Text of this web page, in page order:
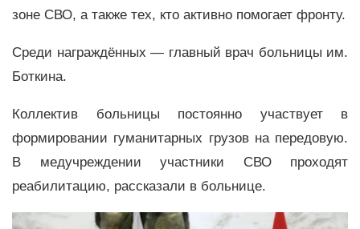
зоне СВО, а также тех, кто активно помогает фронту.
Среди награждённых — главный врач больницы им.
Боткина.
Коллектив больницы постоянно участвует в
формировании гуманитарных грузов на передовую.
В медучреждении участники СВО проходят
реабилитацию, рассказали в больнице.